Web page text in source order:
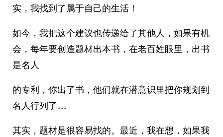
实，我找到了属于自己的生活！
如今，我把这个建议也传递给了其他人，如果有机
会，每年要创造题材出本书，在老百姓眼里，出书
是名人
的专利，你出了书，他们就在潜意识里把你规划到
名人行列了……
其实，题材是很容易找的。最近，我在想，如果我